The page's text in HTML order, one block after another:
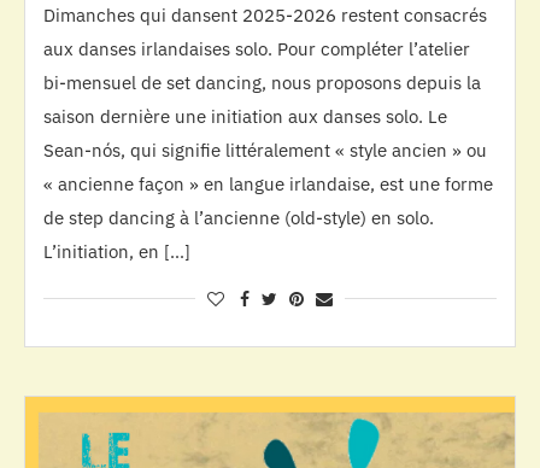
Dimanches qui dansent 2025-2026 restent consacrés
aux danses irlandaises solo. Pour compléter l’atelier
bi-mensuel de set dancing, nous proposons depuis la
saison dernière une initiation aux danses solo. Le
Sean-nós, qui signifie littéralement « style ancien » ou
« ancienne façon » en langue irlandaise, est une forme
de step dancing à l’ancienne (old-style) en solo.
L’initiation, en […]